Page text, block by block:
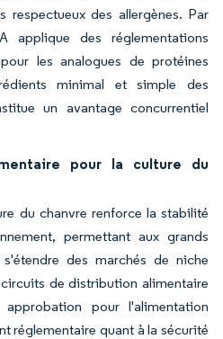
respectueux des allergènes. Par
applique des réglementations
les analogues de protéines
minimal et simple des
un avantage concurrentiel
pour la culture du
du chanvre renforce la stabilité
permettant aux grands
des marchés de niche
de distribution alimentaire
pour l'alimentation
réglementaire quant à la sécurité